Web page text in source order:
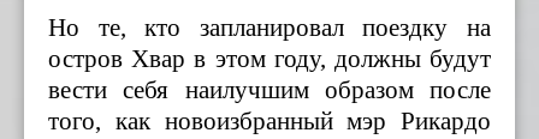
Но те, кто запланировал поездку на
остров Хвар в этом году, должны будут
вести себя наилучшим образом после
того, как новоизбранный мэр Рикардо